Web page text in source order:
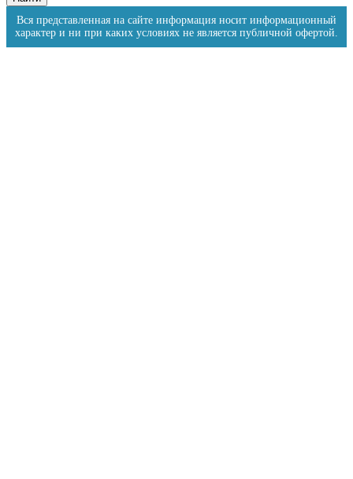
Вся представленная на сайте информация носит информационный
характер и ни при каких условиях не является публичной офертой.